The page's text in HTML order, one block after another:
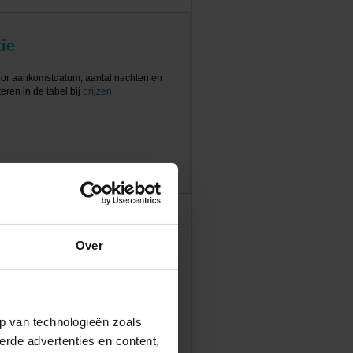
Over
van technologieën zoals
advertenties en content,
aankomstdatum, aantal nachten en
in de tabel bij prijzen